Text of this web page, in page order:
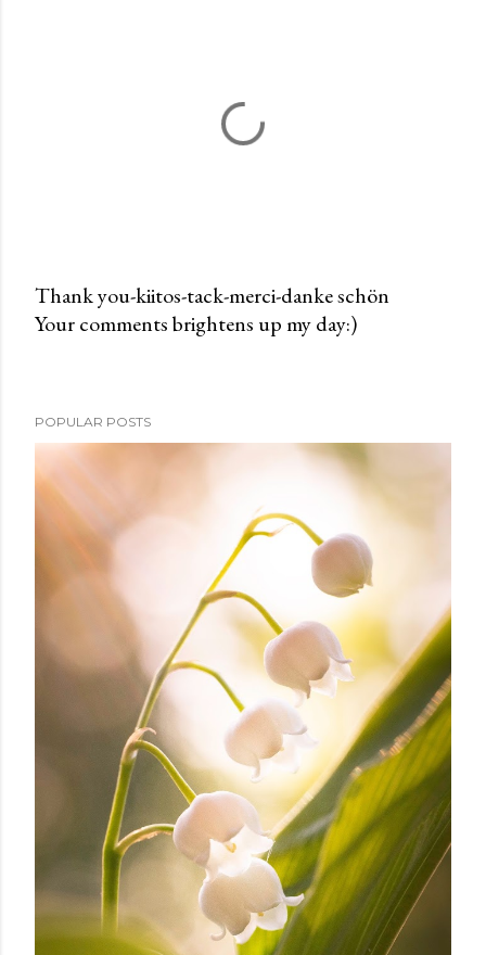
P
a
C
o
m
Thank you-kiitos-tack-merci-danke schön
Your comments brightens up my day:)
POPULAR POSTS